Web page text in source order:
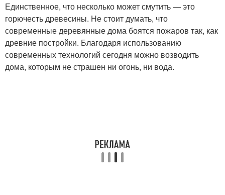
Единственное, что несколько может смутить — это
горючесть древесины. Не стоит думать, что
современные деревянные дома боятся пожаров так, как
древние постройки. Благодаря использованию
современных технологий сегодня можно возводить
дома, которым не страшен ни огонь, ни вода.